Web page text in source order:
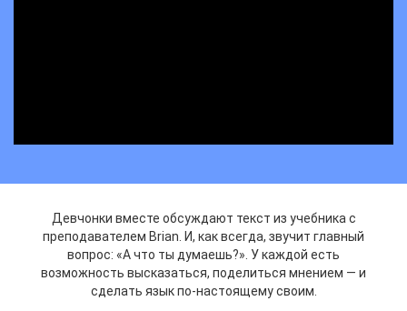
Девчонки вместе обсуждают текст из учебника с
преподавателем Brian. И, как всегда, звучит главный
вопрос: «А что ты думаешь?». У каждой есть
возможность высказаться, поделиться мнением — и
сделать язык по-настоящему своим.